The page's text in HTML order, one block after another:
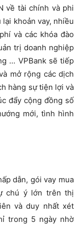
về tài chính và phi
khoản vay, nhiều
và các khóa đào
trị doanh nghiệp
… VPBank sẽ tiếp
mở rộng các dịch
hàng sự tiện lợi và
đẩy cộng đồng số
mới, tình hình
dẫn, gói vay mua
chú ý lớn trên thị
và duy nhất xét
trong 5 ngày nhờ